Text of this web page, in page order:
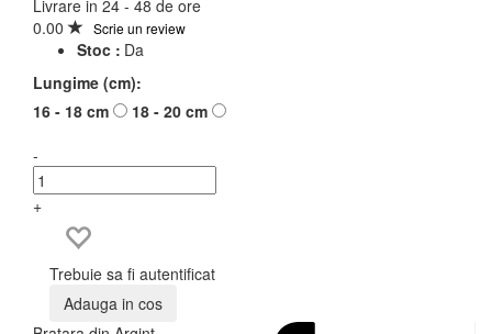
Livrare in 24 - 48 de ore
0.00
Scrie un review
Stoc : Da
Lungime (cm):
16 - 18 cm
18 - 20 cm
-
+
Trebuie sa fi autentificat
Adauga in cos